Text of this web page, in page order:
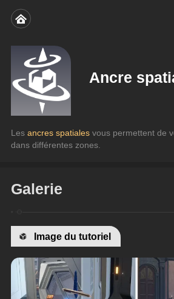
Ancre
Les ancres spatiales vous permettent de
dans différentes zones.
Galerie
Image du tutoriel